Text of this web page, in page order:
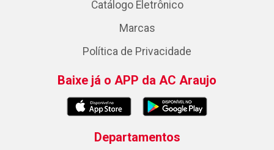
Catálogo Eletrônico
Marcas
Política de Privacidade
Baixe já o APP da AC Araujo
Departamentos